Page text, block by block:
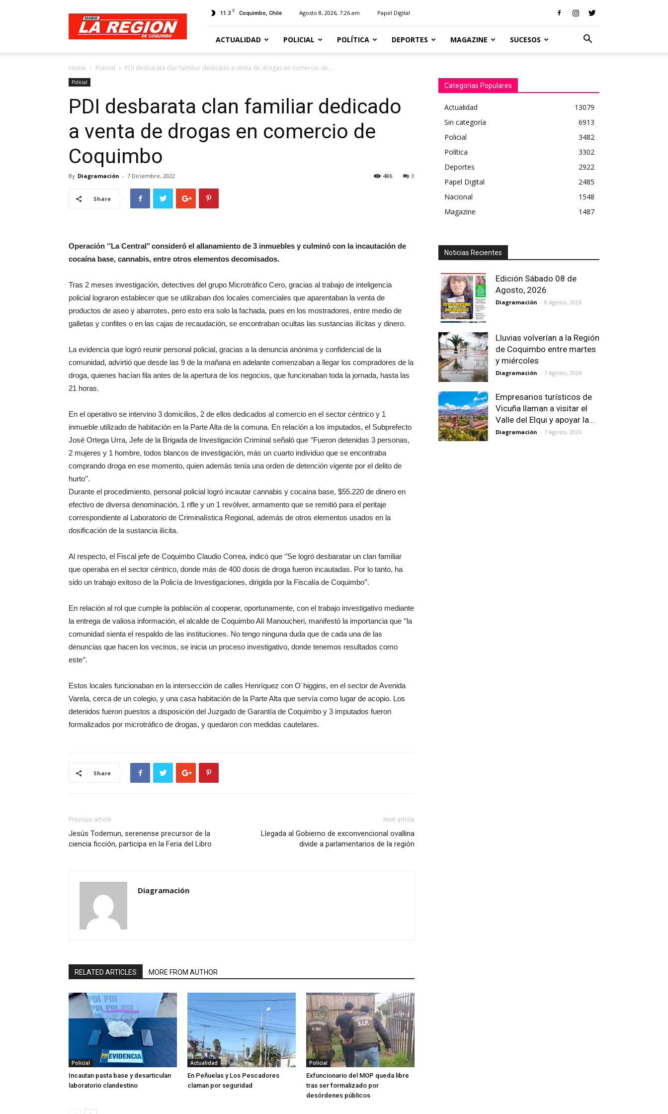
Diario
Región
11.3 C Coquimbo, Chile Agosto 8, 2026, 7:26 am Papel Digital
ACTUALIDAD POLICIAL POLÍTICA DEPORTES MAGAZINE SUCESOS
Home Policial PDI desbarata clan familiar dedicado a venta de drogas en comercio de...
Policial
PDI desbarata clan familiar dedicado
a venta de drogas en comercio de
Coquimbo
By Diagramación - 7 Diciembre, 2022 0
486
Share
Operación ‘’La Central’’ consideró el allanamiento de 3 inmuebles y culminó con la incautación de
cocaína base, cannabis, entre otros elementos decomisados.
Tras 2 meses investigación, detectives del grupo Microtráfico Cero, gracias al trabajo de inteligencia
policial lograron establecer que se utilizaban dos locales comerciales que aparentaban la venta de
productos de aseo y abarrotes, pero esto era solo la fachada, pues en los mostradores, entre medio de
galletas y confites o en las cajas de recaudación, se encontraban ocultas las sustancias ilícitas y dinero.
La evidencia que logró reunir personal policial, gracias a la denuncia anónima y confidencial de la
comunidad, advirtió que desde las 9 de la mañana en adelante comenzaban a llegar los compradores de la
droga, quienes hacían fila antes de la apertura de los negocios, que funcionaban toda la jornada, hasta las
21 horas.
En el operativo se intervino 3 domicilios, 2 de ellos dedicados al comercio en el sector céntrico y 1
inmueble utilizado de habitación en la Parte Alta de la comuna. En relación a los imputados, el Subprefecto
José Ortega Urra, Jefe de la Brigada de Investigación Criminal señaló que ‘’Fueron detenidas 3 personas,
2 mujeres y 1 hombre, todos blancos de investigación, más un cuarto individuo que se encontraba
comprando droga en ese momento, quien además tenía una orden de detención vigente por el delito de
hurto’’.
Durante el procedimiento, personal policial logró incautar cannabis y cocaína base, $55.220 de dinero en
efectivo de diversa denominación, 1 rifle y un 1 revólver, armamento que se remitió para el peritaje
correspondiente al Laboratorio de Criminalística Regional, además de otros elementos usados en la
dosificación de la sustancia ilícita.
Al respecto, el Fiscal jefe de Coquimbo Claudio Correa, indicó que ‘’Se logró desbaratar un clan familiar
que operaba en el sector céntrico, donde más de 400 dosis de droga fueron incautadas. Por lo tanto, ha
sido un trabajo exitoso de la Policía de Investigaciones, dirigida por la Fiscalía de Coquimbo’’.
En relación al rol que cumple la población al cooperar, oportunamente, con el trabajo investigativo mediante
la entrega de valiosa información, el alcalde de Coquimbo Alí Manoucheri, manifestó la importancia que ‘’la
comunidad sienta el respaldo de las instituciones. No tengo ninguna duda que de cada una de las
denuncias que hacen los vecinos, se inicia un proceso investigativo, donde tenemos resultados como
este’’.
Estos locales funcionaban en la intersección de calles Henríquez con O´higgins, en el sector de Avenida
Varela, cerca de un colegio, y una casa habitación de la Parte Alta que servía como lugar de acopio. Los
detenidos fueron puestos a disposición del Juzgado de Garantía de Coquimbo y 3 imputados fueron
formalizados por microtráfico de drogas, y quedaron con medidas cautelares.
Share
Previous article
Jesús Todemun, serenense precursor de la
ciencia ficción, participa en la Feria del Libro
Next article
Llegada al Gobierno de exconvencional ovallina
divide a parlamentarios de la región
Diagramación
RELATED ARTICLES MORE FROM AUTHOR
Policial
Incautan pasta base y desarticulan
laboratorio clandestino
Actualidad
En Peñuelas y Los Pescadores
claman por seguridad
Policial
Exfuncionario del MOP queda libre
tras ser formalizado por
desórdenes públicos
Categorías Populares
Actualidad
13079
Sin categoría
6913
Policial
3482
Política
3302
Deportes
2922
Papel Digital
2485
Nacional
1548
Magazine
1487
Noticias Recientes
Edición Sábado 08 de
Agosto, 2026
Diagramación - 8 Agosto, 2026
Lluvias volverían a la Región
de Coquimbo entre martes
y miércoles
Diagramación - 7 Agosto, 2026
Empresarios turísticos de
Vicuña llaman a visitar el
Valle del Elqui y apoyar la...
Diagramación - 7 Agosto, 2026